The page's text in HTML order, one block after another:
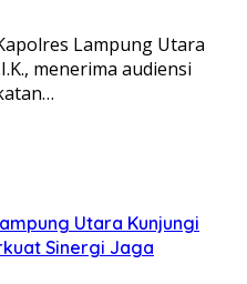
Lampung Utara
menerima audiensi
Utara Kunjungi
Sinergi Jaga